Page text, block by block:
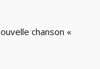
chanson «